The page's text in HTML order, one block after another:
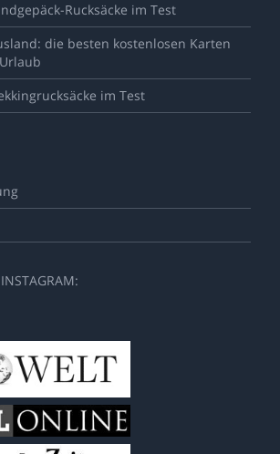
Rucksäcke im Test
die besten kostenlosen Karten
im Test